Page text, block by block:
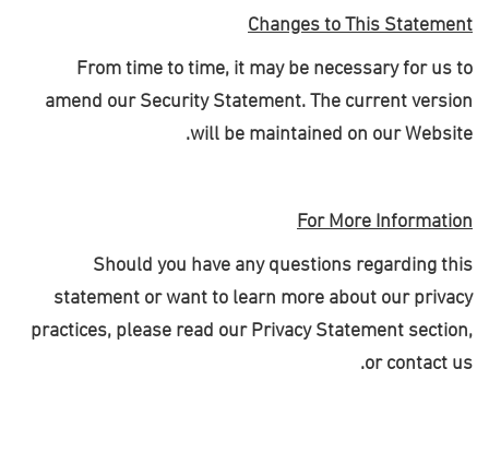
Changes to This Statement
From time to time, it may be necessary for us to
amend our Security Statement. The current version
will be maintained on our Website
.
For More Information
Should you have any questions regarding this
statement or want to learn more about our privacy
practices, please read our Privacy Statement section,
or contact us
.